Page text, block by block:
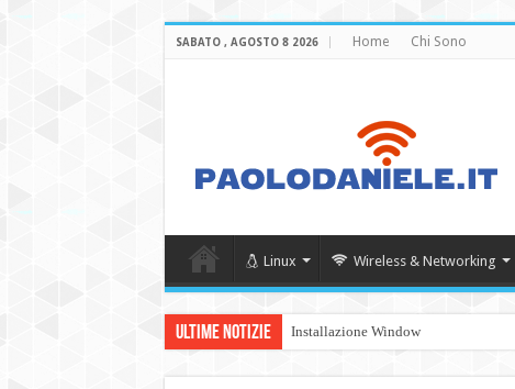
SABATO , AGOSTO 8 2026 Home Chi Sono
Linux Wireless & Networking
Ultime Notizie Installazione Windows Server 2022